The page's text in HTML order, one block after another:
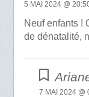
5 MAI 2024 @
Neuf enfants !
de dénatalité,
7 MAI 2024 @